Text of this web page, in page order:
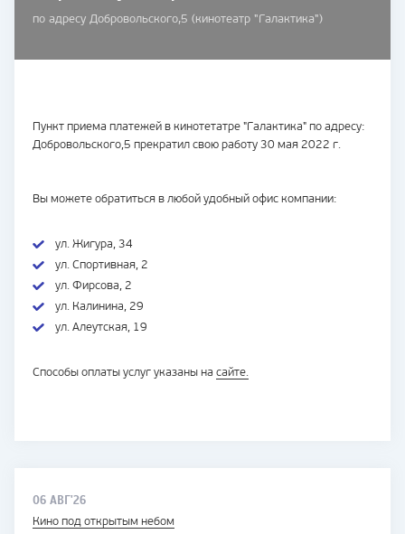
по адресу Добровольского,5 (кинотеатр "Галактика")
Пункт приема платежей в кинотетатре "Галактика" по адресу:
Добровольского,5 прекратил свою работу 30 мая 2022 г.
Вы можете обратиться в любой удобный офис компании:
ул. Жигура, 34
ул. Спортивная, 2
ул. Фирсова, 2
ул. Калинина, 29
ул. Алеутская, 19
Способы оплаты услуг указаны на сайте.
06 АВГ'26
Кино под открытым небом